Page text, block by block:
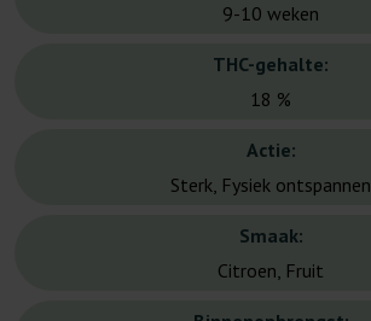
9-10 weken
THC-gehalte:
18 %
Actie:
Sterk, Fysiek ontspannen
Smaak:
Citroen, Fruit